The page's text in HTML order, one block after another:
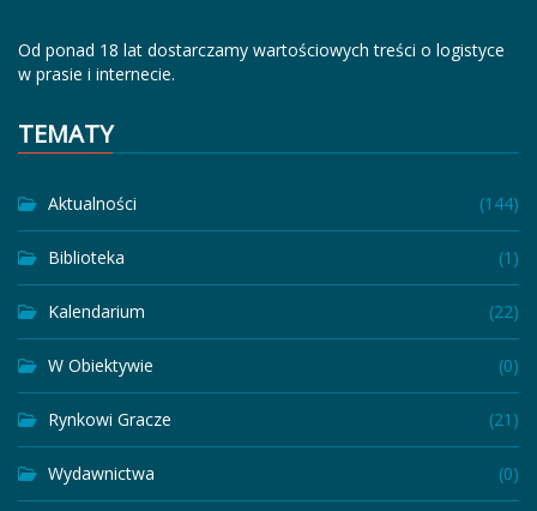
Od ponad 18 lat dostarczamy wartościowych treści o logistyce
w prasie i internecie.
TEMATY
Aktualności (144)
Biblioteka (1)
Kalendarium (22)
W Obiektywie (0)
Rynkowi Gracze (21)
Wydawnictwa (0)